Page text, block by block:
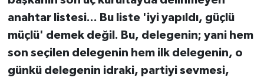
anahtar listesi... Bu liste 'iyi yapıldı, güçlü
müçlü' demek değil. Bu, delegenin; yani hem
son seçilen delegenin hem ilk delegenin, o
günkü delegenin idraki, partiyi sevmesi,